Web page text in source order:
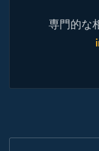
専門的な